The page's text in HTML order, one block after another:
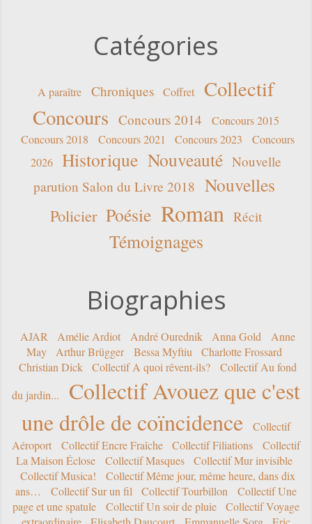
Catégories
A paraître Chroniques Coffret
Collectif
Concours Concours 2014
Concours 2015
Concours 2018
Concours 2021 Concours 2023
Concours
2026
Historique Nouveauté Nouvelle
parution Salon du Livre 2018 Nouvelles
Policier Poésie Roman Récit
Témoignages
Biographies
AJAR Amélie Ardiot André Ourednik Anna Gold
Anne
May
Arthur Brügger Bessa Myftiu
Charlotte Frossard
Christian Dick
Collectif A quoi rêvent-ils?
Collectif Au fond
du jardin...
Collectif Avouez que c'est
une drôle de coïncidence
Collectif
Aéroport
Collectif Encre Fraîche Collectif Filiations
Collectif
La Maison Éclose
Collectif Masques
Collectif Mur invisible
Collectif Musica!
Collectif Même jour, même heure, dans dix
ans…
Collectif Sur un fil Collectif Tourbillon
Collectif Une
page et une spatule
Collectif Un soir de pluie
Collectif Voyage